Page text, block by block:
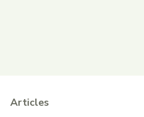
Articles